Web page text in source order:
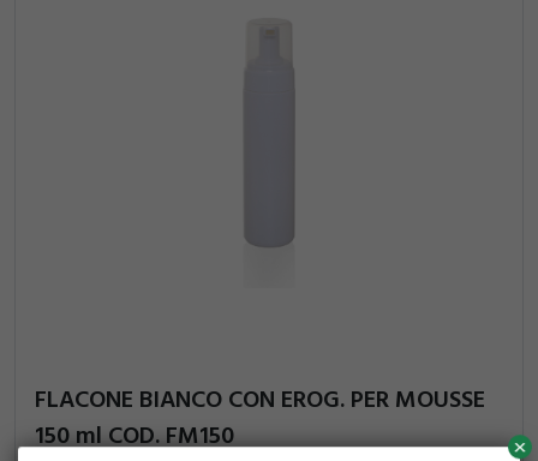
x
FLACONE BIANCO CON EROG. PER MOUSSE
150 ml COD. FM150